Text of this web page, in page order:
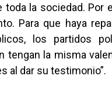
toda la sociedad. Por
Para que haya
los partidos
tengan la misma
al dar su testimonio”.